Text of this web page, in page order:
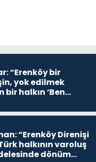
“Erenköy bir
yok edilmek
bir halkın ‘Ben
edeceğim’ dediği
“Erenköy Direnişi
Türk halkının varoluş
dönüm